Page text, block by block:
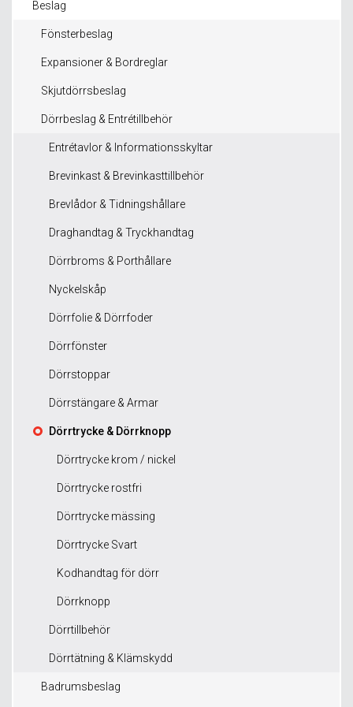
Beslag
Fönsterbeslag
Expansioner & Bordreglar
Skjutdörrsbeslag
Dörrbeslag & Entrétillbehör
Entrétavlor & Informationsskyltar
Brevinkast & Brevinkasttillbehör
Brevlådor & Tidningshållare
Draghandtag & Tryckhandtag
Dörrbroms & Porthållare
Nyckelskåp
Dörrfolie & Dörrfoder
Dörrfönster
Dörrstoppar
Dörrstängare & Armar
Dörrtrycke & Dörrknopp
Dörrtrycke krom / nickel
Dörrtrycke rostfri
Dörrtrycke mässing
Dörrtrycke Svart
Kodhandtag för dörr
Dörrknopp
Dörrtillbehör
Dörrtätning & Klämskydd
Badrumsbeslag